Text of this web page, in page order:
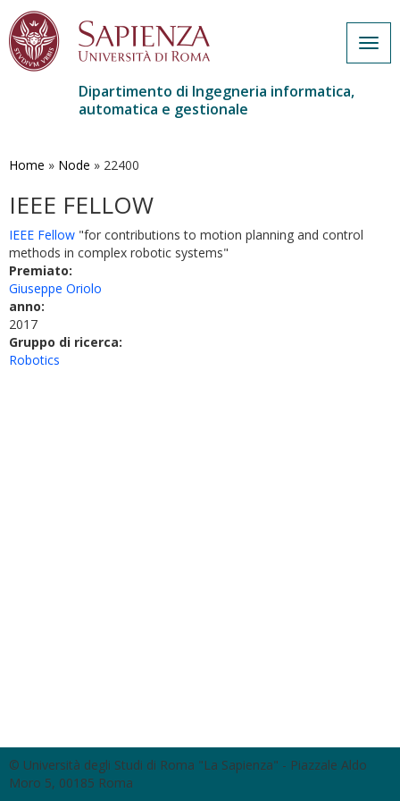
contenuto
Dipartimento di Ingegneria informatica,
automatica e gestionale
Home » Node » 22400
IEEE FELLOW
IEEE Fellow "for contributions to motion planning and control
methods in complex robotic systems"
Premiato:
Giuseppe Oriolo
anno:
2017
Gruppo di ricerca:
Robotics
© Università degli Studi di Roma "La Sapienza" - Piazzale Aldo
Moro 5, 00185 Roma